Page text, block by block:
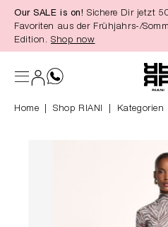
springen
Our SALE is on! Sichere Dir jetzt
Favoriten aus der Frühjahrs-/
Edition. Shop now
Home Shop RIANI Kategorien